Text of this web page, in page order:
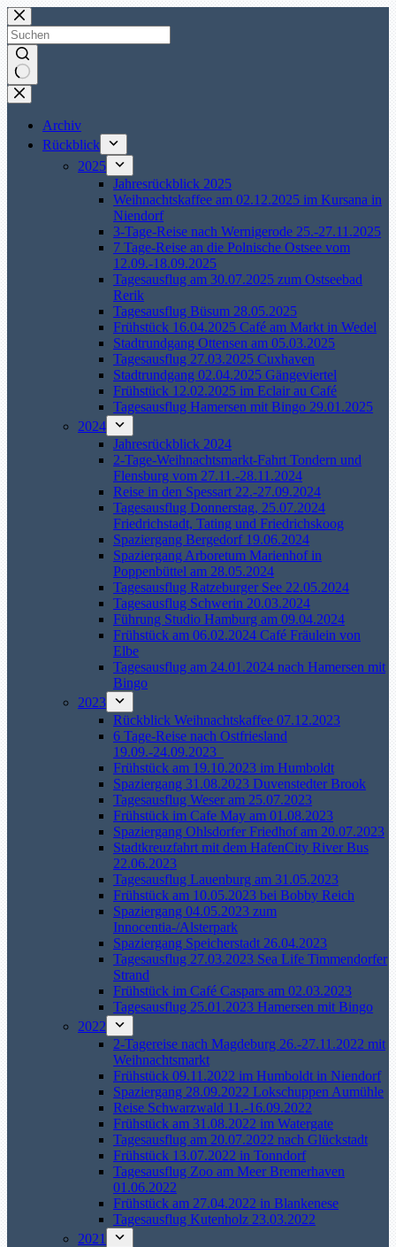
Zum
Inhalt
springen
Keine
Ergebnisse
Archiv
Rückblick
2025
Jahresrückblick 2025
Weihnachtskaffee am 02.12.2025 im Kursana in
Niendorf
3-Tage-Reise nach Wernigerode 25.-27.11.2025
7 Tage-Reise an die Polnische Ostsee vom
12.09.-18.09.2025
Tagesausflug am 30.07.2025 zum Ostseebad
Rerik
Tagesausflug Büsum 28.05.2025
Frühstück 16.04.2025 Café am Markt in Wedel
Stadtrundgang Ottensen am 05.03.2025
Tagesausflug 27.03.2025 Cuxhaven
Stadtrundgang 02.04.2025 Gängeviertel
Frühstück 12.02.2025 im Eclair au Café
Tagesausflug Hamersen mit Bingo 29.01.2025
2024
Jahresrückblick 2024
2-Tage-Weihnachtsmarkt-Fahrt Tondern und
Flensburg vom 27.11.-28.11.2024
Reise in den Spessart 22.-27.09.2024
Tagesausflug Donnerstag, 25.07.2024
Friedrichstadt, Tating und Friedrichskoog
Spaziergang Bergedorf 19.06.2024
Spaziergang Arboretum Marienhof in
Poppenbüttel am 28.05.2024
Tagesausflug Ratzeburger See 22.05.2024
Tagesausflug Schwerin 20.03.2024
Führung Studio Hamburg am 09.04.2024
Frühstück am 06.02.2024 Café Fräulein von
Elbe
Tagesausflug am 24.01.2024 nach Hamersen mit
Bingo
2023
Rückblick Weihnachtskaffee 07.12.2023
6 Tage-Reise nach Ostfriesland
19.09.-24.09.2023
Frühstück am 19.10.2023 im Humboldt
Spaziergang 31.08.2023 Duvenstedter Brook
Tagesausflug Weser am 25.07.2023
Frühstück im Cafe May am 01.08.2023
Spaziergang Ohlsdorfer Friedhof am 20.07.2023
Stadtkreuzfahrt mit dem HafenCity River Bus
22.06.2023
Tagesausflug Lauenburg am 31.05.2023
Frühstück am 10.05.2023 bei Bobby Reich
Spaziergang 04.05.2023 zum
Innocentia-/Alsterpark
Spaziergang Speicherstadt 26.04.2023
Tagesausflug 27.03.2023 Sea Life Timmendorfer
Strand
Frühstück im Café Caspars am 02.03.2023
Tagesausflug 25.01.2023 Hamersen mit Bingo
2022
2-Tagereise nach Magdeburg 26.-27.11.2022 mit
Weihnachtsmarkt
Frühstück 09.11.2022 im Humboldt in Niendorf
Spaziergang 28.09.2022 Lokschuppen Aumühle
Reise Schwarzwald 11.-16.09.2022
Frühstück am 31.08.2022 im Watergate
Tagesausflug am 20.07.2022 nach Glückstadt
Frühstück 13.07.2022 in Tonndorf
Tagesausflug Zoo am Meer Bremerhaven
01.06.2022
Frühstück am 27.04.2022 in Blankenese
Tagesausflug Kutenholz 23.03.2022
2021